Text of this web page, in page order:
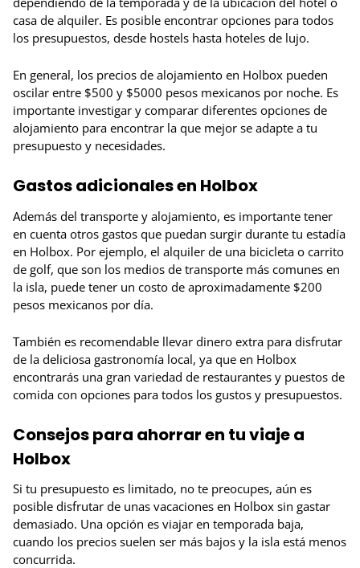
casa de alquiler. Es posible encontrar opciones para todos
los presupuestos, desde hostels hasta hoteles de lujo.
En general, los precios de alojamiento en Holbox pueden
oscilar entre $500 y $5000 pesos mexicanos por noche. Es
importante investigar y comparar diferentes opciones de
alojamiento para encontrar la que mejor se adapte a tu
presupuesto y necesidades.
Gastos adicionales en Holbox
Además del transporte y alojamiento, es importante tener
en cuenta otros gastos que puedan surgir durante tu estadía
en Holbox. Por ejemplo, el alquiler de una bicicleta o carrito
de golf, que son los medios de transporte más comunes en
la isla, puede tener un costo de aproximadamente $200
pesos mexicanos por día.
También es recomendable llevar dinero extra para disfrutar
de la deliciosa gastronomía local, ya que en Holbox
encontrarás una gran variedad de restaurantes y puestos de
comida con opciones para todos los gustos y presupuestos.
Consejos para ahorrar en tu viaje a
Holbox
Si tu presupuesto es limitado, no te preocupes, aún es
posible disfrutar de unas vacaciones en Holbox sin gastar
demasiado. Una opción es viajar en temporada baja,
cuando los precios suelen ser más bajos y la isla está menos
concurrida.